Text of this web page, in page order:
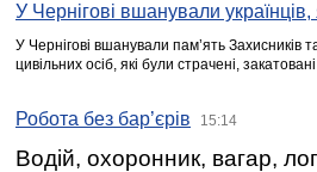
У Чернігові вшанували українців,
У Чернігові вшанували пам’ять Захисників
цивільних осіб, які були страчені,
Робота без бар’єрів 15:14
Водій, охоронник, вагар,